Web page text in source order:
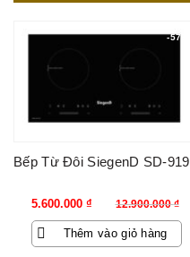
-57%
Bếp Từ Đôi SiegenD SD-919
12.900.000₫
Giá
gốc
là:
5.600.000 ₫
Giá
hiện
tại
Thêm vào giỏ hàng